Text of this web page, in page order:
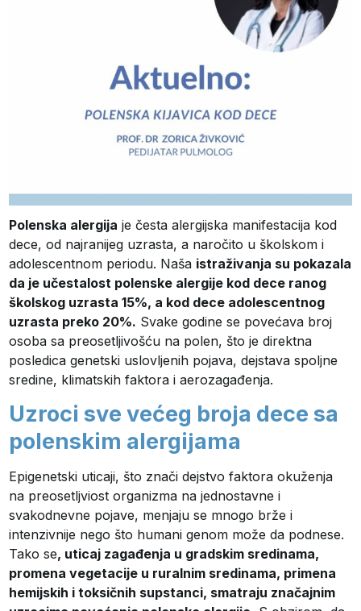
Polenska alergija je česta alergijska manifestacija kod
dece, od najranijeg uzrasta, a naročito u školskom i
adolescentnom periodu. Naša istraživanja su pokazala
da je učestalost polenske alergije kod dece ranog
školskog uzrasta 15%, a kod dece adolescentnog
uzrasta preko 20%. Svake godine se povećava broj
osoba sa preosetljivošću na polen, što je direktna
posledica genetski uslovljenih pojava, dejstava spoljne
sredine, klimatskih faktora i aerozagađenja.
Uzroci sve većeg broja dece sa
polenskim alergijama
Epigenetski uticaji, što znači dejstvo faktora okuženja
na preosetljviost organizma na jednostavne i
svakodnevne pojave, menjaju se mnogo brže i
intenzivnije nego što humani genom može da podnese.
Tako se, uticaj zagađenja u gradskim sredinama,
promena vegetacije u ruralnim sredinama, primena
hemijskih i toksičnih supstanci, smatraju značajnim